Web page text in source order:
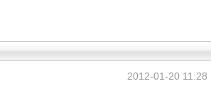
2012-01-20 11:28